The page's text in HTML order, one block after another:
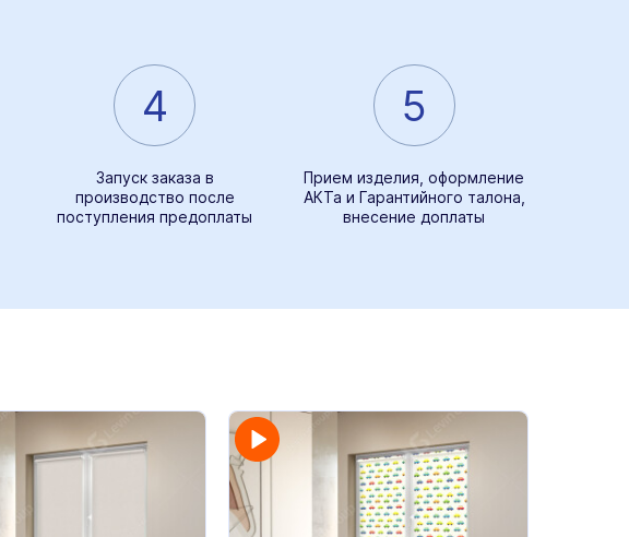
4
Запуск заказа в
производство после
поступления предоплаты
5
Прием изделия, оформление
АКТа и Гарантийного талона,
внесение доплаты